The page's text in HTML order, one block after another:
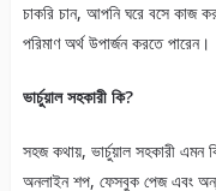
চাকরি চান, আপনি ঘরে বসে কাজ
পরিমাণ অর্থ উপার্জন করতে পারেন।
ভার্চুয়াল সহকারী কি?
সহজ কথায়, ভার্চুয়াল সহকারী এমন
অনলাইন শপ, ফেসবুক পেজ এবং